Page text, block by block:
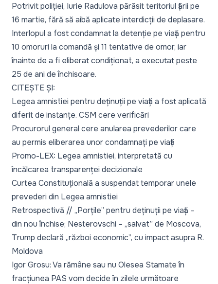
Potrivit poliției, Iurie Radulova părăsit teritoriul țării pe
16 martie, fără să aibă aplicate interdicții de deplasare.
Interlopul a fost condamnat la detenție pe viață pentru
10 omoruri la comandă și 11 tentative de omor, iar
înainte de a fi eliberat condiționat, a executat peste
25 de ani de închisoare.
CITEȘTE ȘI:
Legea amnistiei pentru deținuții pe viață a fost aplicată
diferit de instanțe. CSM cere verificări
Procurorul general cere anularea prevederilor care
au permis eliberarea unor condamnați pe viață
Promo-LEX: Legea amnistiei, interpretată cu
încălcarea transparenței decizionale
Curtea Constituțională a suspendat temporar unele
prevederi din Legea amnistiei
Retrospectivă // „Porțile” pentru deținuții pe viață –
din nou închise; Nesterovschi – „salvat” de Moscova,
Trump declară „război economic”, cu impact asupra R.
Moldova
Igor Grosu: Va rămâne sau nu Olesea Stamate în
fracțiunea PAS vom decide în zilele următoare